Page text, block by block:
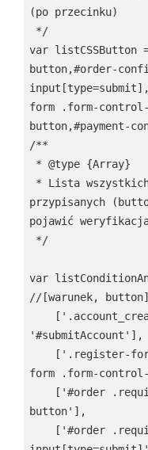
(po przecinku)
var listCSSButton
button,#order-
form .form-
button,#payment-
/**
przypisanych
pojawić weryfikacja
var
//[warunek, button]
'#submitAccount'],
form .form-
button'],